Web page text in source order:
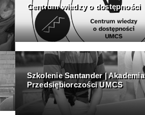
Centrum wiedzy o dostępności
Szkolenie Santander | Akademia
Przedsiębiorczości UMCS